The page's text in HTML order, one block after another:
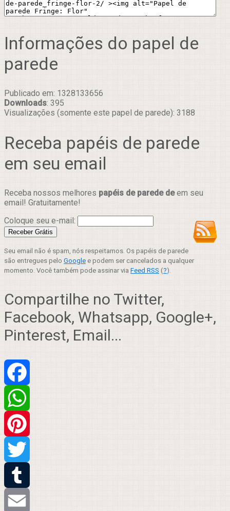
Informações do papel de
parede
Publicado em: 1328133656
Downloads: 395
Visualizações (somente este papel de parede): 3188
Receba papéis de parede
em seu email
Receba nossos melhores papéis de parede deem seu
email! Gratuitamente!
Coloque seu e-mail:
Seu email não é spam, nós respeitamos. Os papéis de parede
são entregues pelo Google e podem ser cancelados a qualquer
momento. Você também pode assinar via Feed RSS (?).
Compartilhe no Twitter,
Facebook, Whatsapp, Google+,
Pinterest, Email...
Facebook
WhatsApp
Pinterest
Twitter
Tumblr